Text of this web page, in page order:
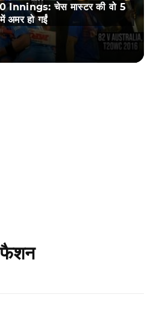
चेस मास्टर की वो 5
अमर हो गईं